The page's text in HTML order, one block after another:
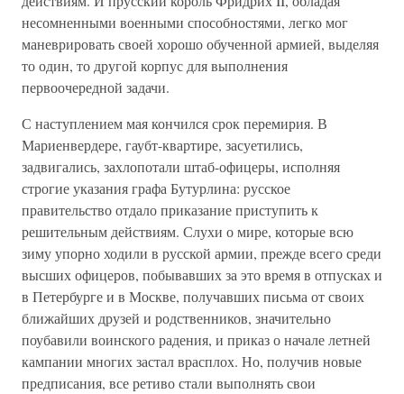
несомненными военными способностями, легко мог
маневрировать своей хорошо обученной армией, выделяя
то один, то другой корпус для выполнения
первоочередной задачи.
С наступлением мая кончился срок перемирия. В
Мариенвердере, гаубт-квартире, засуетились,
задвигались, захлопотали штаб-офицеры, исполняя
строгие указания графа Бутурлина: русское
правительство отдало приказание приступить к
решительным действиям. Слухи о мире, которые всю
зиму упорно ходили в русской армии, прежде всего среди
высших офицеров, побывавших за это время в отпусках и
в Петербурге и в Москве, получавших письма от своих
ближайших друзей и родственников, значительно
поубавили воинского радения, и приказ о начале летней
кампании многих застал врасплох. Но, получив новые
предписания, все ретиво стали выполнять свои